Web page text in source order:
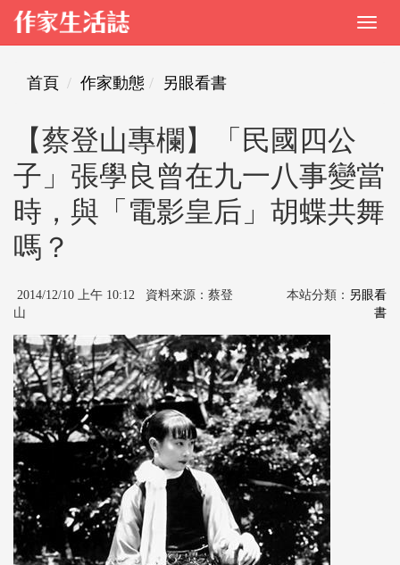
首頁 作家動態 另眼看書
【蔡登山專欄】「民國四公
子」張學良曾在九一八事變當
時，與「電影皇后」胡蝶共舞
嗎？
2014/12/10 上午 10:12 資料來源：蔡登
山
本站分類： 另眼看
書